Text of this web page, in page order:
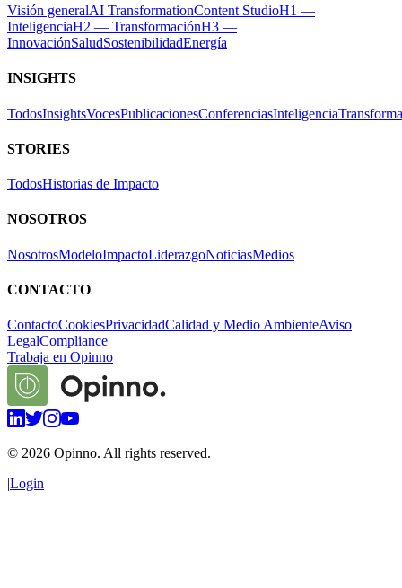
Visión generalAI TransformationContent StudioH1 —
InteligenciaH2 — TransformaciónH3 —
InnovaciónSaludSostenibilidadEnergía
INSIGHTS
TodosInsightsVocesPublicacionesConferenciasInteligencia
STORIES
TodosHistorias de Impacto
NOSOTROS
NosotrosModeloImpactoLiderazgoNoticiasMedios
CONTACTO
ContactoCookiesPrivacidadCalidad y Medio AmbienteAviso
LegalCompliance
Trabaja en Opinno
© 2026 Opinno. All rights reserved.
|Login